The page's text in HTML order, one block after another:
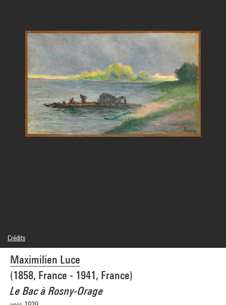
Maximilien Luce
(1858, France - 1941, France)
Le Bac à Rosny-Orage
Crédits
Domaine public
Crédit photographique : Pierre Guenat
Réf. image : 5A05173